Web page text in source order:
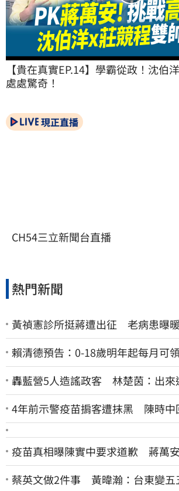
【貴在真實EP.14】學霸從政！沈伯
處處驚奇！
現正直播
CH54三立新聞台直播
熱門新聞
黃禎憲診所挺蔣遭出征 老病患曝
賴清德預告：0-18歲明年起每月可
轟藍營5人造謠政客 林楚茵：出來
4年前示警疫苗掮客遭抹黑 陳時中
疫苗真相曝陳實中要求道歉 蔣萬
蔡英文做2件事 黃暐瀚：台東變五